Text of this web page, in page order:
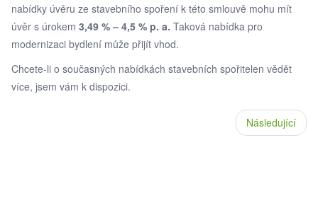
nabídky úvěru ze stavebního spoření k této smlouvě mohu mít
úvěr s úrokem 3,49 % – 4,5 % p. a. Taková nabídka pro
modernizaci bydlení může přijít vhod.
Chcete-li o současných nabídkách stavebních spořitelen vědět
více, jsem vám k dispozici.
Následující